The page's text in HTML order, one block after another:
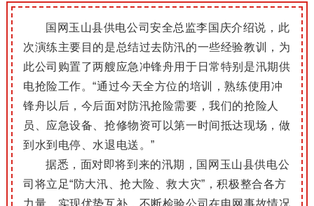
国网玉山县供电公司安全总监李国庆介绍说，此
次演练主要目的是总结过去防汛的一些经验教训，为
此公司购置了两艘应急冲锋舟用于日常特别是汛期供
电抢险工作。“通过今天全方位的培训，熟练使用冲
锋舟以后，今后面对防汛抢险需要，我们的抢险人
员、应急设备、抢修物资可以第一时间抵达现场，做
到水到电停、水退电送。”
据悉，面对即将到来的汛期，国网玉山县供电公
司将立足“防大汛、抢大险、救大灾”，积极整合各方
力量，实现优势互补，不断检验公司在电网事故情况